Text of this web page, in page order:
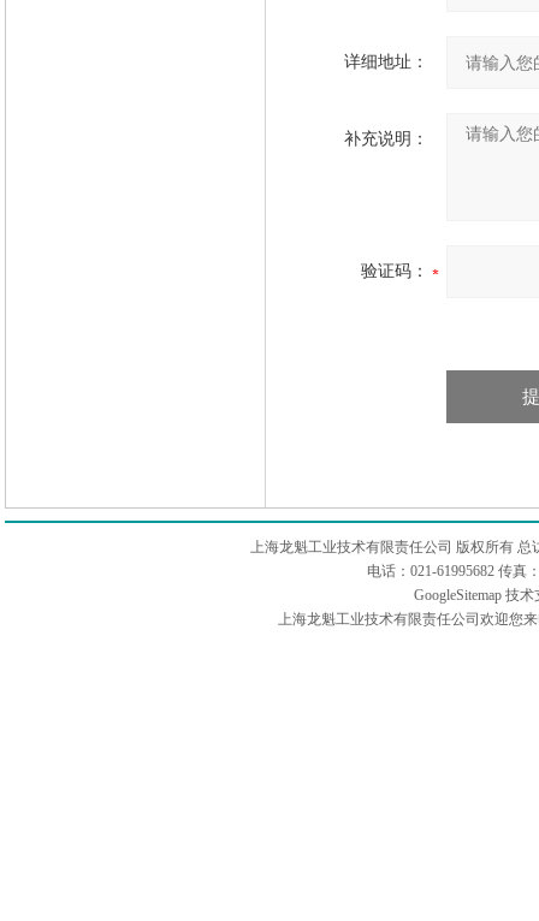
详细地址：
补充说明：
验证码：
上海龙魁工业技术有限责任公司 版权所有 总
电话：021-61995682 传真
GoogleSitemap技术
上海龙魁工业技术有限责任公司欢迎您